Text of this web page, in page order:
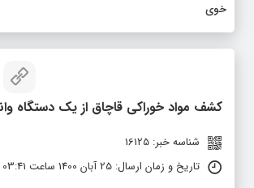
خوی
کشف مواد خوراکی قاچاق از یک دستگاه
شناسه خبر: 16125
تاریخ و زمان ارسال: 25 آبان 1400 ساعت 03:41